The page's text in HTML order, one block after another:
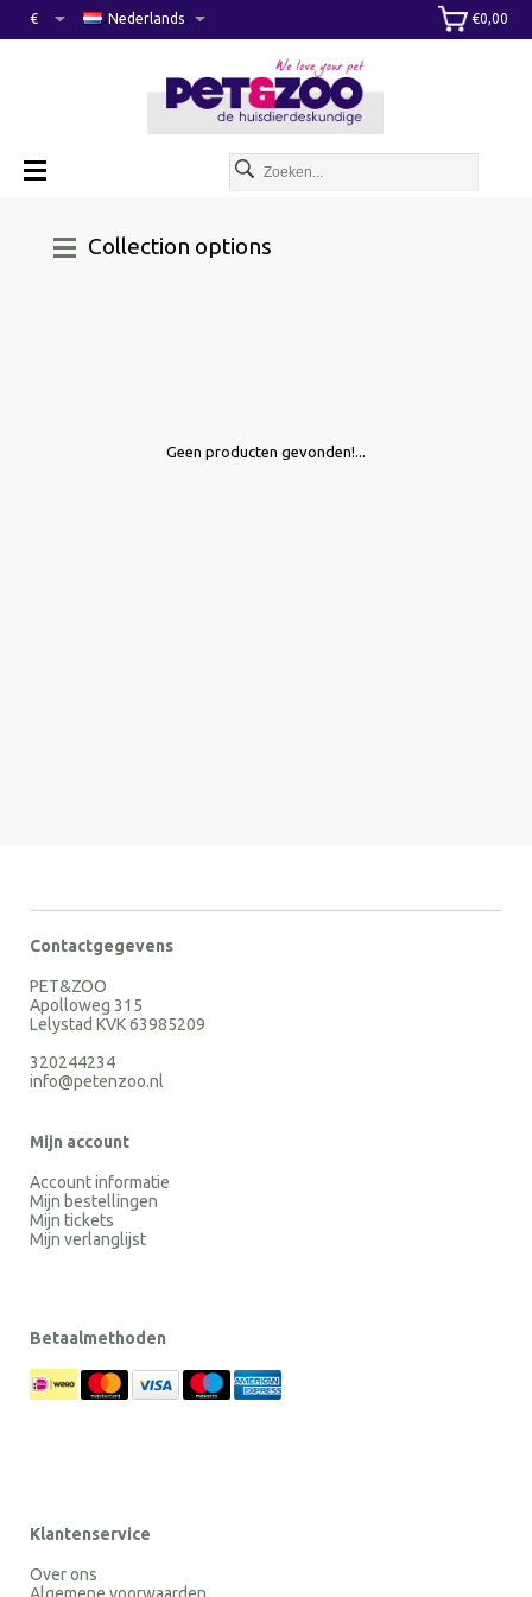
€0,00
Nederlands
€
Collection options
Geen producten gevonden!...
Contactgegevens
PET&ZOO
Apolloweg 315
Lelystad KVK 63985209
320244234
info@petenzoo.nl
Mijn account
Account informatie
Mijn bestellingen
Mijn tickets
Mijn verlanglijst
Betaalmethoden
Klantenservice
Over ons